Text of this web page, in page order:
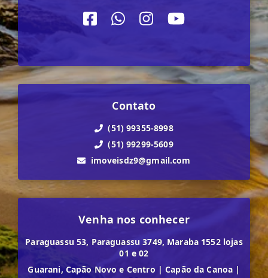
Contato
(51) 99355-8998
(51) 99299-5609
imoveisdz9@gmail.com
Venha nos conhecer
Paraguassu 53, Paraguassu 3749, Maraba 1552 lojas
01 e 02
Guarani, Capão Novo e Centro | Capão da Canoa |